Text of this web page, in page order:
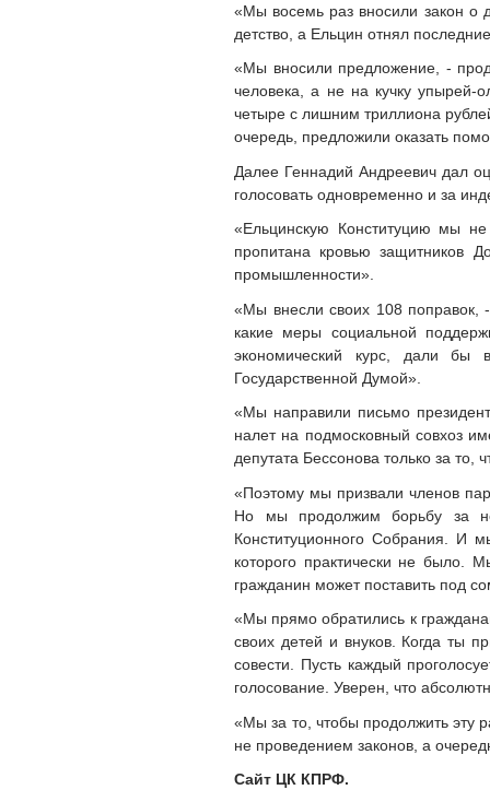
«Мы восемь раз вносили закон о
детство, а Ельцин отнял
«Мы вносили предложение, -
человека, а не на кучку упырей-
четыре с лишним триллиона
очередь, предложили оказать
Далее Геннадий Андреевич дал
голосовать одновременно и за
«Ельцинскую Конституцию мы
пропитана кровью защитников
промышленности».
«Мы внесли своих 108 поправок,
какие меры социальной
экономический курс, дали бы
Государственной Думой».
«Мы направили письмо
налет на подмосковный совхоз
депутата Бессонова только за
«Поэтому мы призвали членов
Но мы продолжим борьбу за
Конституционного Собрания. И
которого практически не было.
гражданин может поставить под
«Мы прямо обратились к
своих детей и внуков. Когда ты
совести. Пусть каждый
голосование. Уверен, что
«Мы за то, чтобы продолжить эту
не проведением законов, а
Сайт ЦК КПРФ.